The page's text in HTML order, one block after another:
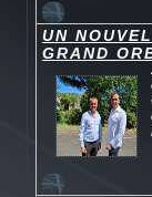
UN
GRAND